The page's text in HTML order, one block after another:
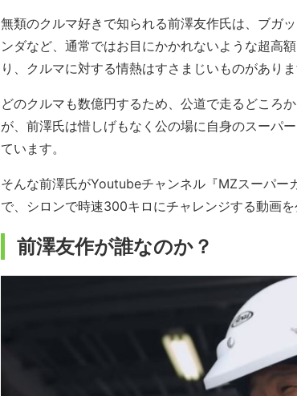
無類のクルマ好きで知られる前澤友作氏は、ブガッ
ンダなど、通常ではお目にかかれないような超高
り、クルマに対する情熱はすさまじいものがありま
どのクルマも数億円するため、公道で走るどころ
が、前澤氏は惜しげもなく公の場に自身のスーパ
ています。
そんな前澤氏がYoutubeチャンネル『MZスーパー
で、シロンで時速300キロにチャレンジする動画を
前澤友作が誰なのか？